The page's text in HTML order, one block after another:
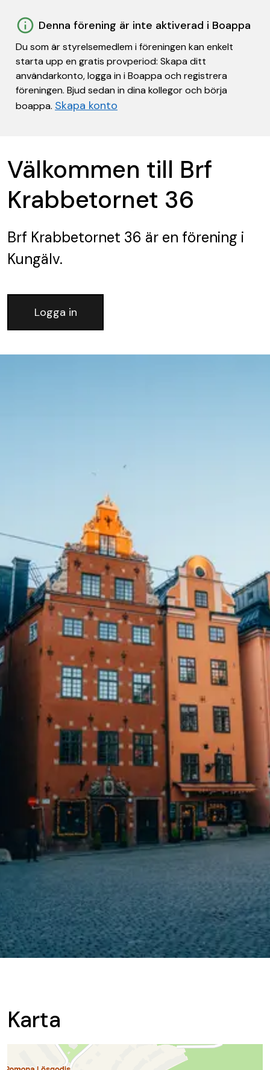
Denna förening är inte aktiverad i Boappa
Du som är styrelsemedlem i föreningen kan enkelt
starta upp en gratis provperiod: Skapa ditt
användarkonto, logga in i Boappa och registrera
föreningen. Bjud sedan in dina kollegor och börja
boappa. Skapa konto
Välkommen till Brf
Krabbetornet 36
Brf Krabbetornet 36 är en förening i
Kungälv.
Logga in
Karta